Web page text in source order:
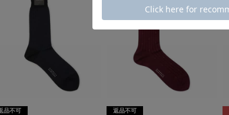
品不可 返品不可